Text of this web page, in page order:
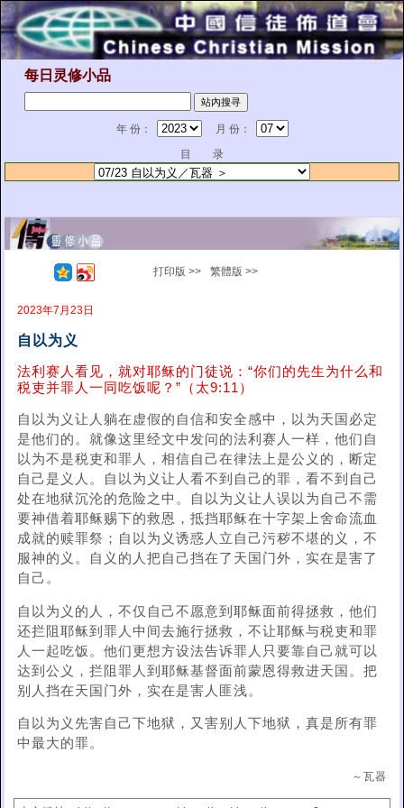
每日灵修小品
年 份：
月 份：
目 录
打印版 >> 繁體版 >>
2023年7月23日
自以为义
法利赛人看见，就对耶稣的门徒说：“你们的先生为什么和
税吏并罪人一同吃饭呢？”（太9:11）
自以为义让人躺在虚假的自信和安全感中，以为天国必定
是他们的。就像这里经文中发问的法利赛人一样，他们自
以为不是税吏和罪人，相信自己在律法上是公义的，断定
自己是义人。自以为义让人看不到自己的罪，看不到自己
处在地狱沉沦的危险之中。自以为义让人误以为自己不需
要神借着耶稣赐下的救恩，抵挡耶稣在十字架上舍命流血
成就的赎罪祭；自以为义诱惑人立自己污秽不堪的义，不
服神的义。自义的人把自己挡在了天国门外，实在是害了
自己。
自以为义的人，不仅自己不愿意到耶稣面前得拯救，他们
还拦阻耶稣到罪人中间去施行拯救，不让耶稣与税吏和罪
人一起吃饭。他们更想方设法告诉罪人只要靠自己就可以
达到公义，拦阻罪人到耶稣基督面前蒙恩得救进天国。把
别人挡在天国门外，实在是害人匪浅。
自以为义先害自己下地狱，又害别人下地狱，真是所有罪
中最大的罪。
～瓦器